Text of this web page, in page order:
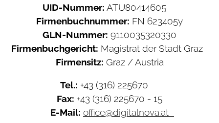
UID-Nummer: ATU80414605
Firmenbuchnummer: FN 623405y
GLN-Nummer: 9110035320330
Firmenbuchgericht: Magistrat der Stadt Graz
Firmensitz: Graz / Austria
Tel.: +43 (316) 225670
Fax: +43 (316) 225670 - 15
E-Mail: office@digitalnova.at